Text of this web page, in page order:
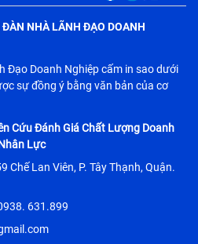
ĐÀN NHÀ LÃNH ĐẠO DOANH
Đạo Doanh Nghiệp cấm in sao dưới
sự đồng ý bằng văn bản của cơ
Cứu Đánh Giá Chất Lượng Doanh
Lực
Chế Lan Viên, P. Tây Thạnh, Quận.
631.899